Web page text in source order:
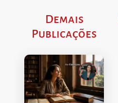
Demais
Publicações